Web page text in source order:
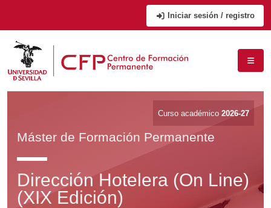
Iniciar sesión / registro
Curso académico 2026-27
Máster de Formación Permanente
Dirección Hotelera (On Line)
(XIX Edición)